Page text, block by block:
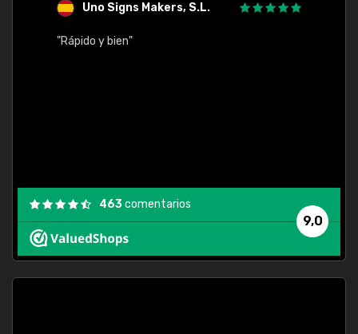
Uno Signs Makers, S.L.
"Rápido y bien"
9,0
463comentarios